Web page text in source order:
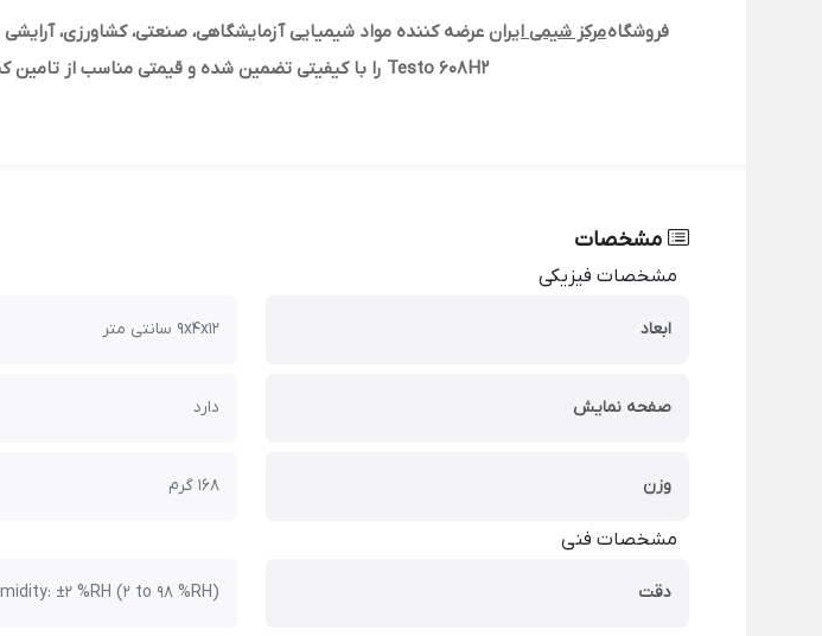
فروشگاهمرکز شیمی ایران عرضه کننده مواد شیمیایی آزمایشگاهی، صنعتی، کشاورزی،
Testo 608H2 را با کیفیتی تضمین شده و قیمتی مناسب از تامین کنندگان معتبر به کلیه خریداران در سراسر کشور تحویل نماید.
مشخصات
مشخصات فیزیکی
ابعاد 9x4x12 سانتی متر
صفحه نمایش دارد
وزن 168 گرم
مشخصات فنی
دقت ±2 %RH (2 to 98 %RH)